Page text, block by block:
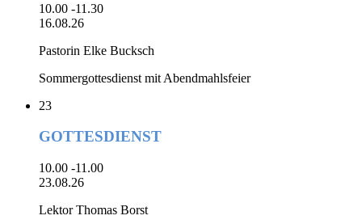
10.00 -11.30
16.08.26
Pastorin Elke Bucksch
Sommergottesdienst mit Abendmahlsfeier
23
GOTTESDIENST
10.00 -11.00
23.08.26
Lektor Thomas Borst